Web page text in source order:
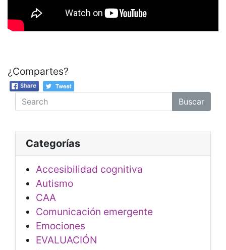
¿Compartes?
Buscar
Categorías
Accesibilidad cognitiva
Autismo
CAA
Comunicación emergente
Emociones
EVALUACIÓN